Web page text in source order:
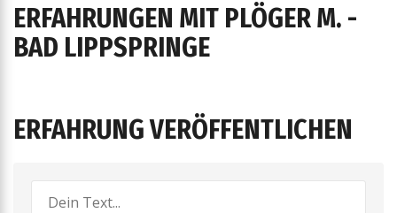
ERFAHRUNGEN MIT PLÖGER M. -
BAD LIPPSPRINGE
ERFAHRUNG VERÖFFENTLICHEN